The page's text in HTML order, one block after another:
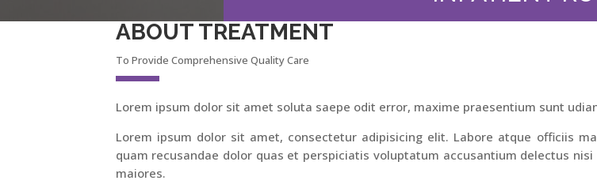
ABOUT TREATMENT
To Provide Comprehensive Quality Care
Lorem ipsum dolor sit amet soluta saepe odit error, maxime praesentium sunt
Lorem ipsum dolor sit amet, consectetur adipisicing elit. Labore atque officiis
quam recusandae dolor quas et perspiciatis voluptatum accusantium delectus
maiores.